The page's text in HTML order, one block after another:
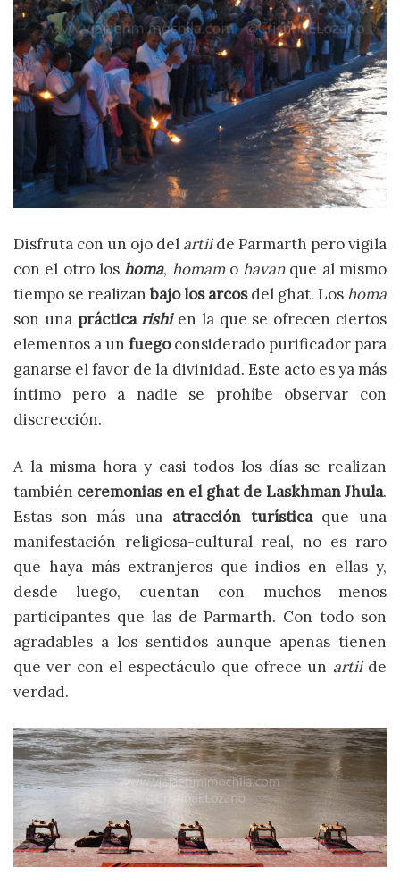
Disfruta con un ojo del artiide Parmarth pero vigila
con el otro loshoma, homamohavanque al mismo
tiempo se realizan bajo los arcosdel ghat. Loshoma
son una prácticarishien la que se ofrecen ciertos
elementos a un fuegoconsiderado purificador para
ganarse el favor de la divinidad. Este acto es ya más
íntimo pero a nadie se prohíbe observar con
discrección.
A la misma hora y casi todos los días se realizan
también ceremonias en el ghat de Laskhman Jhula.
Estas son más una atracción turísticaque una
manifestación religiosa-cultural real, no es raro
que haya más extranjeros que indios en ellas y,
desde luego, cuentan con muchos menos
participantes que las de Parmarth. Con todo son
agradables a los sentidos aunque apenas tienen
que ver con el espectáculo que ofrece un artiide
verdad.